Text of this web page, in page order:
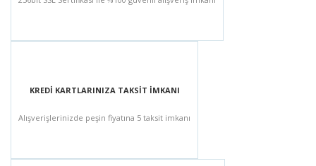
KREDİ KARTLARINIZA TAKSİT İMKANI
Alışverişlerinizde peşin fiyatına 5 taksit imkanı